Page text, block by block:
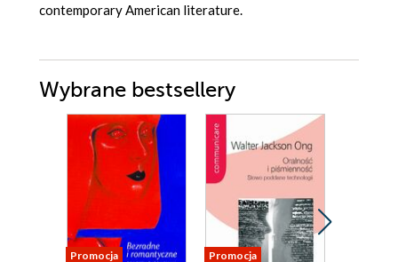
contemporary American literature.
Wybrane bestsellery
Promocja Promocja